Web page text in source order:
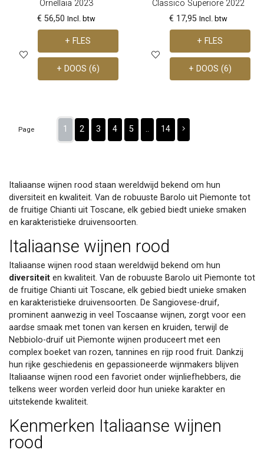
Ornellaia 2023
€ 56,50 Incl. btw
+ FLES
+ DOOS (6)
Classico Superiore 2022
€ 17,95 Incl. btw
+ FLES
+ DOOS (6)
Page 1 2 3 4 5 .. 14
Italiaanse wijnen rood staan wereldwijd bekend om hun
diversiteit en kwaliteit. Van de robuuste Barolo uit Piemonte tot
de fruitige Chianti uit Toscane, elk gebied biedt unieke smaken
en karakteristieke druivensoorten.
Italiaanse wijnen rood
Italiaanse wijnen rood staan wereldwijd bekend om hun
diversiteit en kwaliteit. Van de robuuste Barolo uit Piemonte tot
de fruitige Chianti uit Toscane, elk gebied biedt unieke smaken
en karakteristieke druivensoorten. De Sangiovese-druif,
prominent aanwezig in veel Toscaanse wijnen, zorgt voor een
aardse smaak met tonen van kersen en kruiden, terwijl de
Nebbiolo-druif uit Piemonte wijnen produceert met een
complex boeket van rozen, tannines en rijp rood fruit. Dankzij
hun rijke geschiedenis en gepassioneerde wijnmakers blijven
Italiaanse wijnen rood een favoriet onder wijnliefhebbers, die
telkens weer worden verleid door hun unieke karakter en
uitstekende kwaliteit.
Kenmerken Italiaanse wijnen
rood